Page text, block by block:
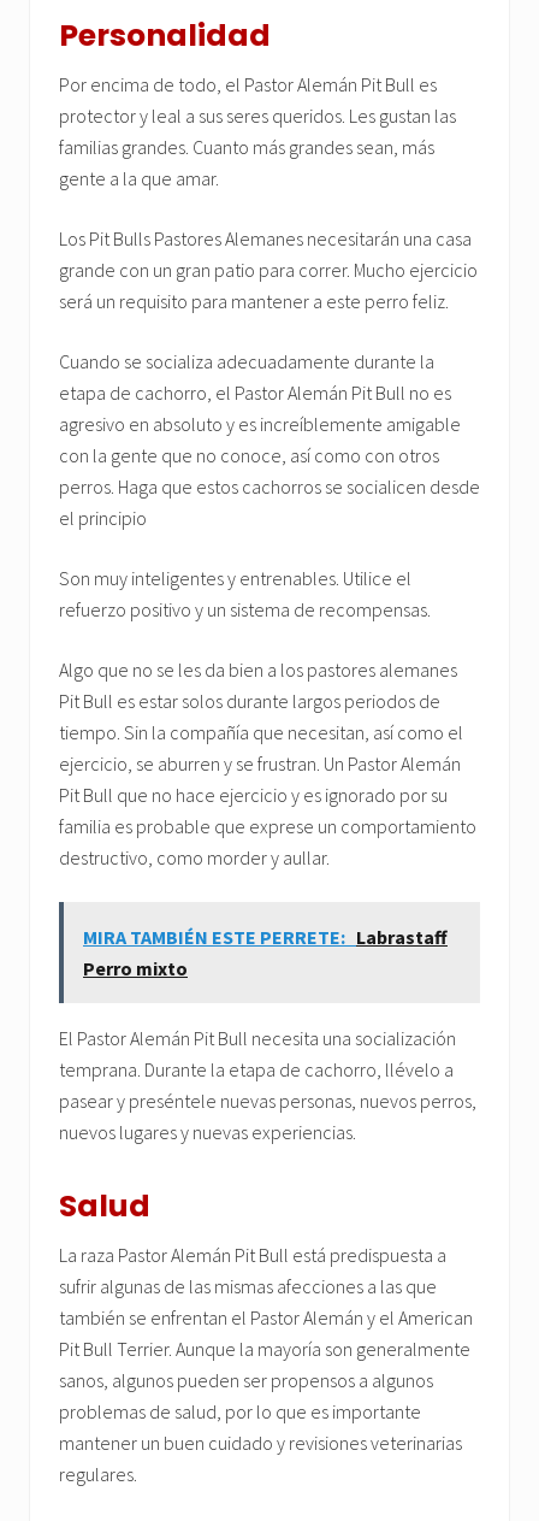
Personalidad
Por encima de todo, el Pastor Alemán Pit Bull es
protector y leal a sus seres queridos. Les gustan las
familias grandes. Cuanto más grandes sean, más
gente a la que amar.
Los Pit Bulls Pastores Alemanes necesitarán una casa
grande con un gran patio para correr. Mucho ejercicio
será un requisito para mantener a este perro feliz.
Cuando se socializa adecuadamente durante la
etapa de cachorro, el Pastor Alemán Pit Bull no es
agresivo en absoluto y es increíblemente amigable
con la gente que no conoce, así como con otros
perros. Haga que estos cachorros se socialicen desde
el principio
Son muy inteligentes y entrenables. Utilice el
refuerzo positivo y un sistema de recompensas.
Algo que no se les da bien a los pastores alemanes
Pit Bull es estar solos durante largos periodos de
tiempo. Sin la compañía que necesitan, así como el
ejercicio, se aburren y se frustran. Un Pastor Alemán
Pit Bull que no hace ejercicio y es ignorado por su
familia es probable que exprese un comportamiento
destructivo, como morder y aullar.
MIRA TAMBIÉN ESTE PERRETE: Labrastaff
Perro mixto
El Pastor Alemán Pit Bull necesita una socialización
temprana. Durante la etapa de cachorro, llévelo a
pasear y preséntele nuevas personas, nuevos perros,
nuevos lugares y nuevas experiencias.
Salud
La raza Pastor Alemán Pit Bull está predispuesta a
sufrir algunas de las mismas afecciones a las que
también se enfrentan el Pastor Alemán y el American
Pit Bull Terrier. Aunque la mayoría son generalmente
sanos, algunos pueden ser propensos a algunos
problemas de salud, por lo que es importante
mantener un buen cuidado y revisiones veterinarias
regulares.